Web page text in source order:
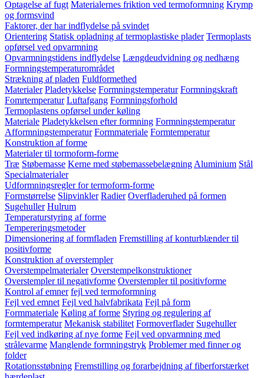
Optagelse af fugt Materialernes friktion ved termoformning Krymp
og formsvind
Faktorer, der har indflydelse på svindet
Orientering Statisk opladning af termoplastiske plader Termoplasts
opførsel ved opvarmning
Opvarmningstidens indflydelse Længdeudvidning og nedhæng
Formningstemperaturområdet
Strækning af pladen Fuldformethed
Materialer Pladetykkelse Formningstemperatur Formningskraft
Fomrtemperatur Luftafgang Formningsforhold
Termoplastens opførsel under køling
Materiale Pladetykkelsen efter formning Formningstemperatur
Afformningstemperatur Formmateriale Formtemperatur
Konstruktion af forme
Materialer til tormoform-forme
Træ Støbemasse Kerne med støbemassebelægning Aluminium Stål
Specialmaterialer
Udformningsregler for termoform-forme
Formstørrelse Slipvinkler Radier Overfladeruhed på formen
Sugehuller Hulrum
Temperaturstyring af forme
Tempereringsmetoder
Dimensionering af formfladen Fremstilling af konturblænder til
positivforme
Konstruktion af overstempler
Overstempelmaterialer Overstempelkonstruktioner
Overstempler til negativforme Overstempler til positivforme
Kontrol af emner fejl ved termoformning
Fejl ved emnet Fejl ved halvfabrikata Fejl på form
Formmateriale Køling af forme Styring og regulering af
formtemperatur Mekanisk stabilitet Formoverflader Sugehuller
Fejl ved indkøring af nye forme Fejl ved opvarmning med
strålevarme Manglende formningstryk Problemer med finner og
folder
Rotationsstøbning Fremstilling og forarbejdning af fiberforstærket